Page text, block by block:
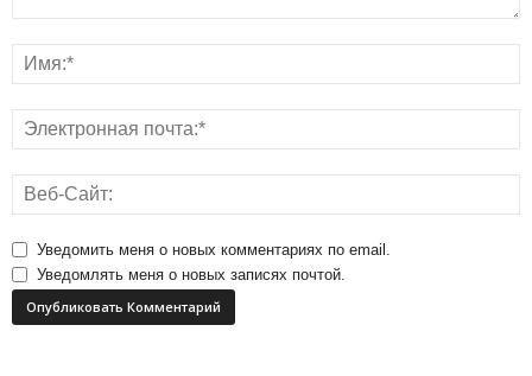
Уведомить меня о новых комментариях по email.
Уведомлять меня о новых записях почтой.